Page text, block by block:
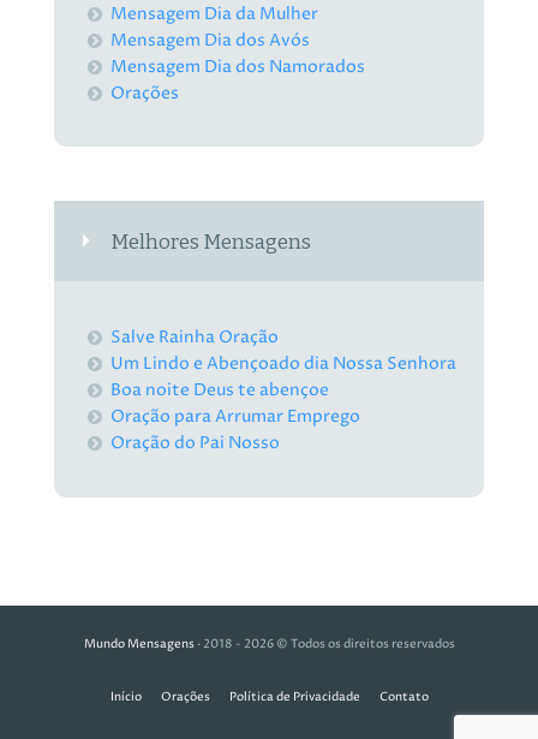
Mensagem Dia da Mulher
Mensagem Dia dos Avós
Mensagem Dia dos Namorados
Orações
Melhores Mensagens
Salve Rainha Oração
Um Lindo e Abençoado dia Nossa Senhora
Boa noite Deus te abençoe
Oração para Arrumar Emprego
Oração do Pai Nosso
Mundo Mensagens· 2018 - 2026 © Todos os direitos reservados
Início Orações Política de Privacidade Contato